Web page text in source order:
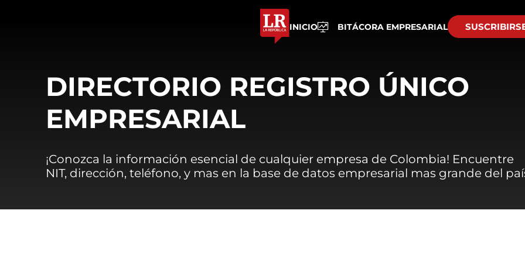
INICIO BITÁCORA EMPRESARIAL
DIRECTORIO REGISTRO ÚNICO
EMPRESARIAL
¡Conozca la información esencial de cualquier empresa de Colombia! Encuentre
NIT, dirección, teléfono, y mas en la base de datos empresarial mas grande del